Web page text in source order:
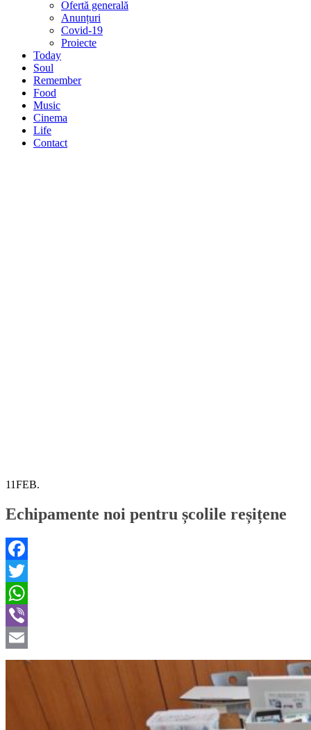
Ofertă generală
Anunțuri
Covid-19
Proiecte
Today
Soul
Remember
Food
Music
Cinema
Life
Contact
11FEB.
Echipamente noi pentru școlile reșițene
Facebook
Twitter
WhatsApp
Viber
Email